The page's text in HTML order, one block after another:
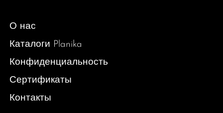
О нас
Каталоги Planika
Конфиденциальность
Сертификаты
Контакты